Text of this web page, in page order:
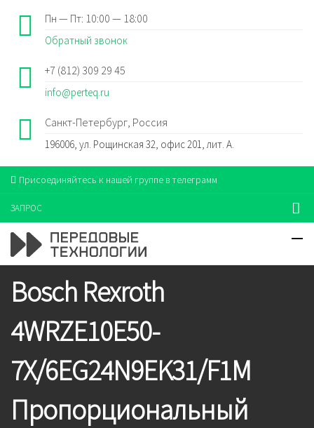
Пн — Пт: 10:00 — 18:00
Обратный звонок
+7 (812) 309 29 45
info@perteq.ru
Санкт-Петербург, Россия
196006, ул. Рощинская 32, офис 201, лит. А.
Присоединяйтесь к нашей группе в телеграмм
ЗАПРОС
Bosch Rexroth
4WRZE10E50-
7X/6EG24N9EK31/F1M
Пропорциональный